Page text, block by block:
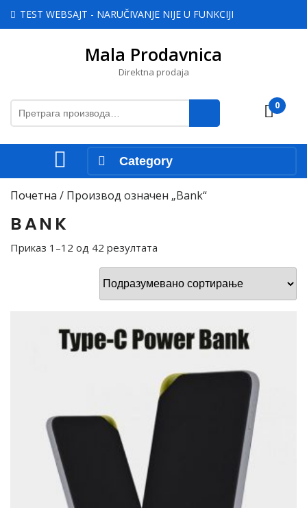
SkipTEST WEBSAJT - NARUČIVANJE NIJE U FUNKCIJI
Mala Prodavnica
Direktna prodaja
Претрага
за:
Cart
0
Open
Menu
Category
Почетна / Производ oзначен „Bank“
BANK
Приказ 1–12 од 42 резултата